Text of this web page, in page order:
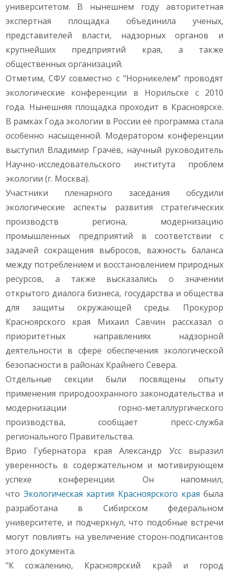
университетом. В нынешнем году авторитетная
экспертная площадка объединила ученых,
представителей власти, надзорных органов и
крупнейших предприятий края, а также
общественных организаций.
Отметим, СФУ совместно с "Норникелем" проводят
экологические конференции в Норильске с 2010
года. Нынешняя площадка проходит в Красноярске.
В рамках Года экологии в России её программа стала
особенно насыщенной. Модератором конференции
выступил Владимир Грачёв, научный руководитель
Научно-исследовательского института проблем
экологии (г. Москва).
Участники пленарного заседания обсудили
экологические аспекты развития стратегических
производств региона, модернизацию
промышленных предприятий в соответствии с
задачей сокращения выбросов, важность баланса
между потреблением и восстановлением природных
ресурсов, а также высказались о значении
открытого диалога бизнеса, государства и общества
для защиты окружающей среды. Прокурор
Красноярского края Михаил Савчин рассказал о
приоритетных направлениях надзорной
деятельности в сфере обеспечения экологической
безопасности в районах Крайнего Севера.
Отдельные секции были посвящены опыту
применения природоохранного законодательства и
модернизации горно-металлургического
производства, сообщает пресс-служба
регионального Правительства.
Врио Губернатора края Александр Усс выразил
уверенность в содержательном и мотивирующем
успехе конференции. Он напомнил,
чтоЭкологическая хартия Красноярского края была
разработана в Сибирском федеральном
университете, и подчеркнул, что подобные встречи
могут повлиять на увеличение сторон-подписантов
этого документа.
"К сожалению, Красноярский край и город